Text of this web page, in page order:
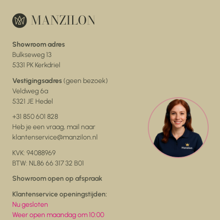
Showroom adres
Bulkseweg 13
5331 PK Kerkdriel
Vestigingsadres (geen bezoek)
Veldweg 6a
5321 JE Hedel
+31 850 601 828
Heb je een vraag, mail naar
klantenservice@manzilon.nl
KVK: 94088969
BTW: NL86 66 317 32 B01
Showroom open op afspraak
Klantenservice openingstijden:
Nu gesloten
Weer open maandag om 10:00